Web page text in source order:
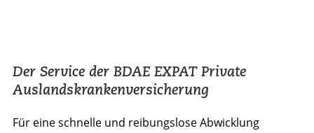
Der Service der BDAE EXPAT Private
Auslandskrankenversicherung
Für eine schnelle und reibungslose Abwicklung